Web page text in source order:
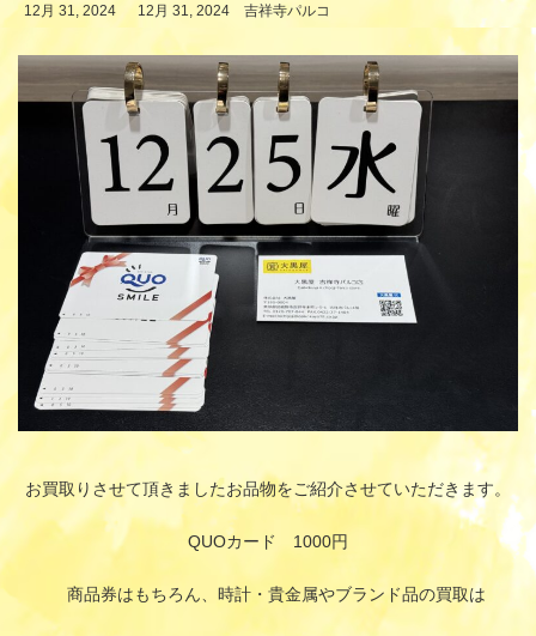
12月 31, 2024
最
新
日
時
:
12月 31, 2024 吉祥寺パルコ
お買取りさせて頂きましたお品物をご紹介させていただきます。
QUOカード 1000円
商品券はもちろん、時計・貴金属やブランド品の買取は